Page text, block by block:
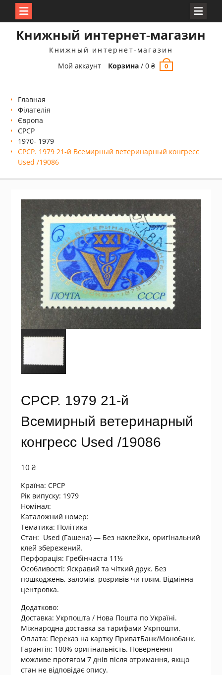
Книжный интернет-магазин
Книжный интернет-магазин
Мой аккаунт
Корзина /0₴ 0
Главная
Філателія
Європа
СРСР
1970- 1979
СРСР. 1979 21-й Всемирный ветеринарный конгресс
Used /19086
СРСР. 1979 21-й
Всемирный ветеринарный
конгресс Used /19086
10 ₴
Країна: СРСР
Рік випуску: 1979
Номінал:
Каталожний номер:
Тематика: Політика
Стан: Used (Гашена) — Без наклейки, оригінальний
клей збережений.
Перфорація: Гребінчаста 11½
Особливості: Яскравий та чіткий друк. Без
пошкоджень, заломів, розривів чи плям. Відмінна
центровка.
Додатково:
Доставка: Укрпошта / Нова Пошта по Україні.
Міжнародна доставка за тарифами Укрпошти.
Оплата: Переказ на картку ПриватБанк/Монобанк.
Гарантія: 100% оригінальність. Повернення
можливе протягом 7 днів після отримання, якщо
стан не відповідає опису.